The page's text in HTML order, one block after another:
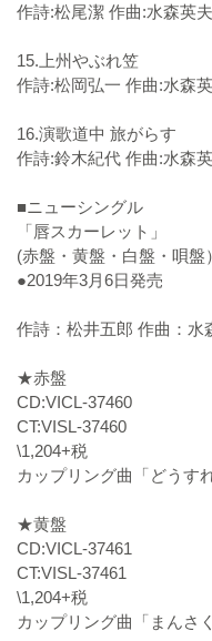
作詩:松尾潔 作曲:水森英
15.上州やぶれ笠
作詩:松岡弘一 作曲:水森
16.演歌道中 旅がらす
作詩:鈴木紀代 作曲:水森
■ニューシングル
「唇スカーレット」
(赤盤・黄盤・白盤・唄
●2019年3月6日発売
作詩：松井五郎 作曲：水
★赤盤
CD:VICL-37460
CT:VISL-37460
\1,204+税
カップリング曲「どうす
★黄盤
CD:VICL-37461
CT:VISL-37461
\1,204+税
カップリング曲「まんさ